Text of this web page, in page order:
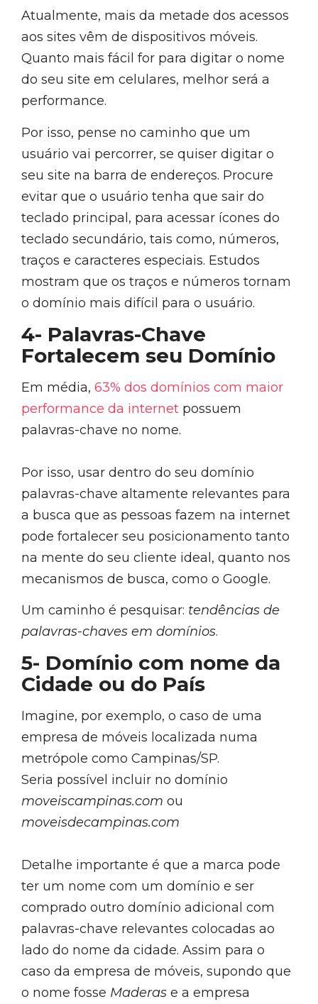
Atualmente, mais da metade dos acessos
aos sites vêm de dispositivos móveis.
Quanto mais fácil for para digitar o nome
do seu site em celulares, melhor será a
performance.
Por isso, pense no caminho que um
usuário vai percorrer, se quiser digitar o
seu site na barra de endereços. Procure
evitar que o usuário tenha que sair do
teclado principal, para acessar ícones do
teclado secundário, tais como, números,
traços e caracteres especiais. Estudos
mostram que os traços e números tornam
o domínio mais difícil para o usuário.
4- Palavras-Chave
Fortalecem seu Domínio
Em média, 63% dos domínios com maior
performance da internet possuem
palavras-chave no nome.
Por isso, usar dentro do seu domínio
palavras-chave altamente relevantes para
a busca que as pessoas fazem na internet
pode fortalecer seu posicionamento tanto
na mente do seu cliente ideal, quanto nos
mecanismos de busca, como o Google.
Um caminho é pesquisar: tendências de
palavras-chaves em domínios.
5- Domínio com nome da
Cidade ou do País
Imagine, por exemplo, o caso de uma
empresa de móveis localizada numa
metrópole como Campinas/SP.
Seria possível incluir no domínio
moveiscampinas.com ou
moveisdecampinas.com
Detalhe importante é que a marca pode
ter um nome com um domínio e ser
comprado outro domínio adicional com
palavras-chave relevantes colocadas ao
lado do nome da cidade. Assim para o
caso da empresa de móveis, supondo que
o nome fosse Maderas e a empresa